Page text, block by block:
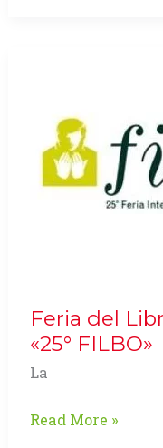
Industria
gráfica?
Feria del
«25° FILBO»
La
Feria
Read More »